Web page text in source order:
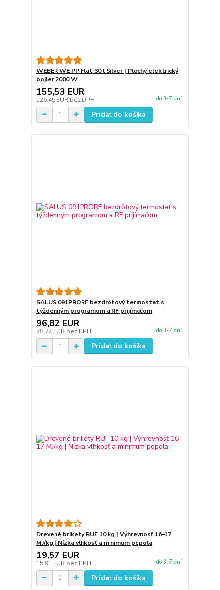
WEBER WE PP Flat 30 l Silver | Plochý elektrický
bojler 2000 W
155,53 EUR
126,45 EUR bez DPH do 3-7 dní
Pridať do košíka
SALUS 091PRORF bezdrôtový termostat s
týždenným programom a RF prijímačom
96,82 EUR
78,72 EUR bez DPH do 3-7 dní
Pridať do košíka
Drevené brikety RUF 10 kg | Výhrevnosť 16–17
MJ/kg | Nízka vlhkosť a minimum popola
19,57 EUR
15,91 EUR bez DPH do 3-7 dní
Pridať do košíka